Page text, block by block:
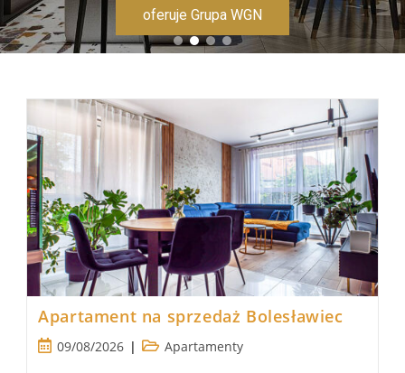
oferuje Grupa WGN
Apartament na sprzedaż Bolesławiec
Post09/08/2026
PostApartamenty